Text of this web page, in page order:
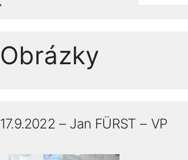
Obrázky
17.9.2022 – Jan FÜRST – VP